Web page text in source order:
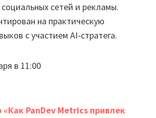
сетей и рекламы.
на практическую
с участием AI-стратега.
в 11:00
PanDev Metrics привлек